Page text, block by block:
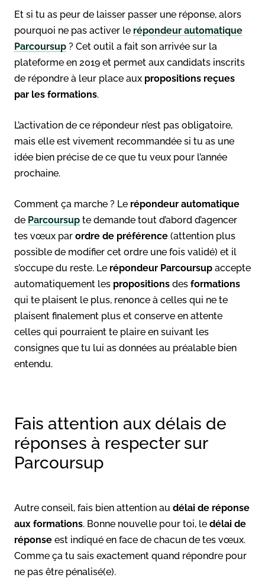
Et si tu as peur de laisser passer une réponse, alors
pourquoi ne pas activer le répondeur automatique
Parcoursup ? Cet outil a fait son arrivée sur la
plateforme en 2019 et permet aux candidats inscrits
de répondre à leur place aux propositions reçues
par les formations.
L’activation de ce répondeur n’est pas obligatoire,
mais elle est vivement recommandée si tu as une
idée bien précise de ce que tu veux pour l’année
prochaine.
Comment ça marche ? Le répondeur automatique
de Parcoursup te demande tout d’abord d’agencer
tes vœux par ordre de préférence (attention plus
possible de modifier cet ordre une fois validé) et il
s’occupe du reste. Le répondeur Parcoursup accepte
automatiquement les propositions des formations
qui te plaisent le plus, renonce à celles qui ne te
plaisent finalement plus et conserve en attente
celles qui pourraient te plaire en suivant les
consignes que tu lui as données au préalable bien
entendu.
Fais attention aux délais de
réponses à respecter sur
Parcoursup
Autre conseil, fais bien attention au délai de réponse
aux formations. Bonne nouvelle pour toi, le délai de
réponse est indiqué en face de chacun de tes vœux.
Comme ça tu sais exactement quand répondre pour
ne pas être pénalisé(e).